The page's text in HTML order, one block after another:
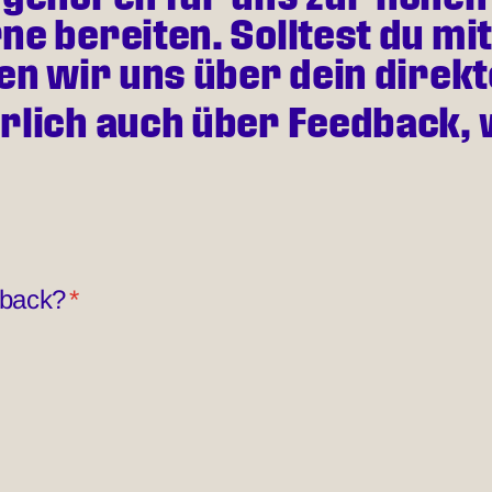
bereiten. Solltest du
wir uns über dein
auch über Feedback,
*